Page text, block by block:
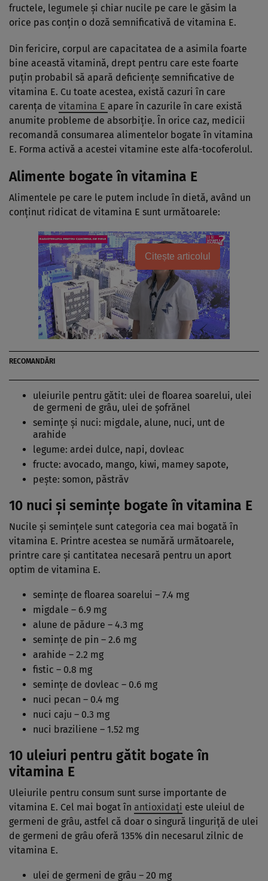
fructele, legumele și chiar nucile pe care le găsim la
orice pas conțin o doză semnificativă de vitamina E.
Din fericire, corpul are capacitatea de a asimila foarte
bine această vitamină, drept pentru care este foarte
puțin probabil să apară deficiențe semnificative de
vitamina E. Cu toate acestea, există cazuri în care
carența de vitamina E apare în cazurile în care există
anumite probleme de absorbiție. În orice caz, medicii
recomandă consumarea alimentelor bogate în vitamina
E. Forma activă a acestei vitamine este alfa-tocoferolul.
Alimente bogate în vitamina E
Alimentele pe care le putem include în dietă, având un
conținut ridicat de vitamina E sunt următoarele:
Citește articolul
RECOMANDĂRI
uleiurile pentru gătit: ulei de floarea soarelui, ulei
de germeni de grâu, ulei de șofrănel
semințe și nuci: migdale, alune, nuci, unt de
arahide
legume: ardei dulce, napi, dovleac
fructe: avocado, mango, kiwi, mamey sapote,
pește: somon, păstrăv
10 nuci și semințe bogate în vitamina E
Nucile și semințele sunt categoria cea mai bogată în
vitamina E. Printre acestea se numără următoarele,
printre care și cantitatea necesară pentru un aport
optim de vitamina E.
semințe de floarea soarelui – 7.4 mg
migdale – 6.9 mg
alune de pădure – 4.3 mg
semințe de pin – 2.6 mg
arahide – 2.2 mg
fistic – 0.8 mg
semințe de dovleac – 0.6 mg
nuci pecan – 0.4 mg
nuci caju – 0.3 mg
nuci braziliene – 1.52 mg
10 uleiuri pentru gătit bogate în
vitamina E
Uleiurile pentru consum sunt surse importante de
vitamina E. Cel mai bogat în antioxidați este uleiul de
germeni de grâu, astfel că doar o singură linguriță de ulei
de germeni de grâu oferă 135% din necesarul zilnic de
vitamina E.
ulei de germeni de grâu – 20 mg